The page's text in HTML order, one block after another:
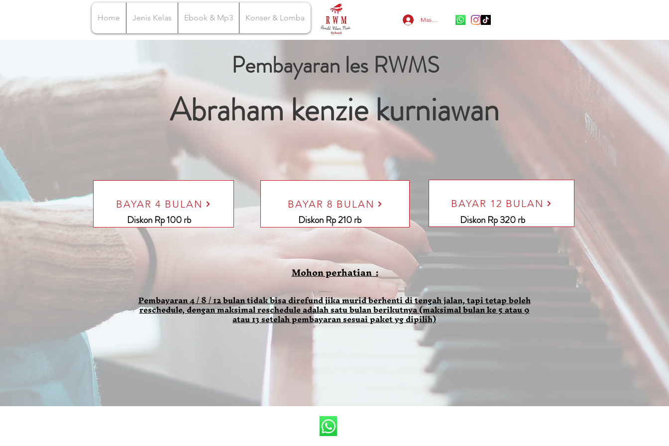
Home Jenis Kelas Ebook & Mp3 Konser & Lomba Masuk
Pembayaran les RWMS
Abraham kenzie kurniawan
BAYAR 4 BULAN
Diskon Rp 100 rb
BAYAR 8 BULAN
Diskon Rp 210 rb
BAYAR 12 BULAN
Diskon Rp 320 rb
Mohon perhatian :
Pembayaran 4 / 8 / 12 bulan tidak bisa direfund jika murid berhenti di tengah jalan, tapi tetap boleh
reschedule, dengan maksimal reschedule adalah satu bulan berikutnya (maksimal bulan ke 5 atau 9
atau 13 setelah pembayaran sesuai paket yg dipilih)